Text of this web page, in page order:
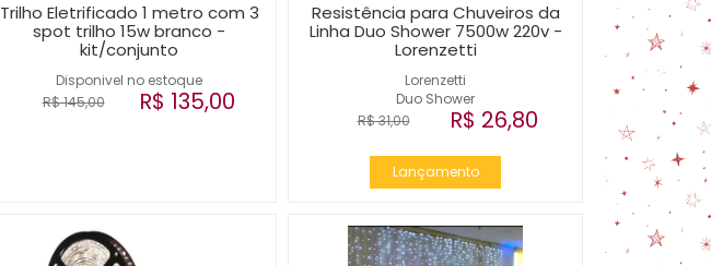
Disponivel no estoque
Trilho Eletrificado 1 metro com 3
spot trilho 15w branco -
kit/conjunto
R$ 145,00 R$ 135,00
Lorenzetti
Duo Shower
Resistência para Chuveiros da
Linha Duo Shower 7500w 220v -
Lorenzetti
R$ 31,00 R$ 26,80
Lançamento